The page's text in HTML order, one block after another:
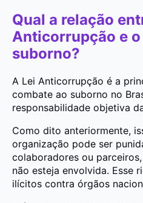
Qual a relação
Anticorrupção e
suborno?
A Lei Anticorrupção é a
combate ao suborno no
responsabilidade objetiva
Como dito anteriormente,
organização pode ser
colaboradores ou
não esteja envolvida. Esse
ilícitos contra órgãos